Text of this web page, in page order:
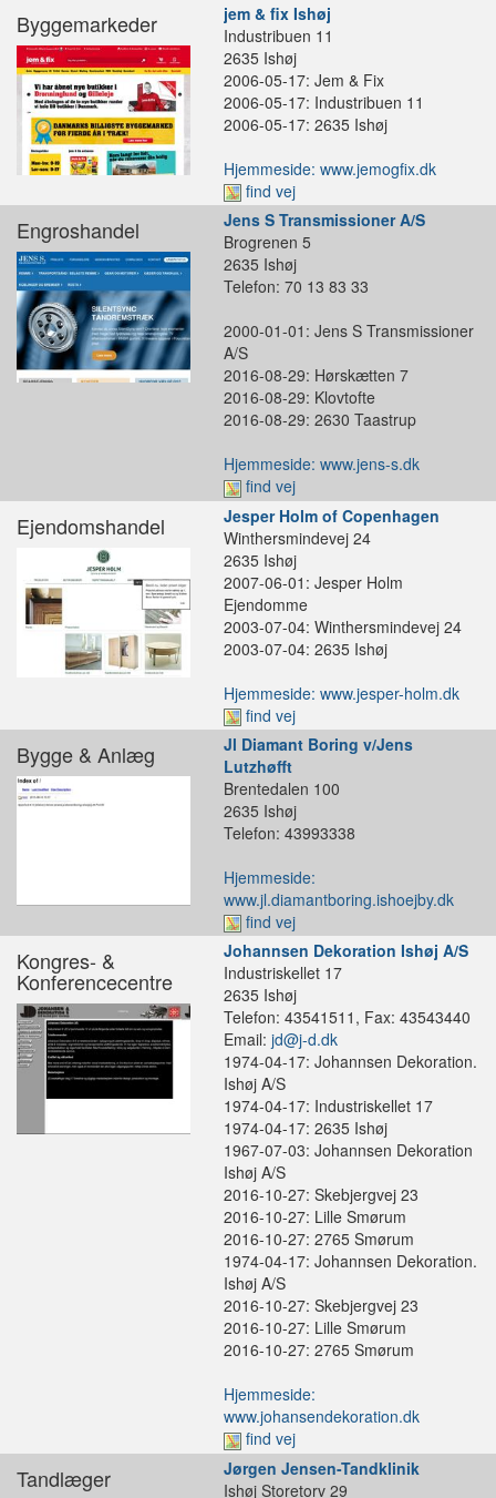
Byggemarkeder
jem & fix Ishøj
Industribuen 11
2635 Ishøj
2006-05-17: Jem & Fix
2006-05-17: Industribuen 11
2006-05-17: 2635 Ishøj
Hjemmeside: www.jemogfix.dk
find vej
Engroshandel
Jens S Transmissioner A/S
Brogrenen 5
2635 Ishøj
Telefon: 70 13 83 33
2000-01-01: Jens S Transmissioner
A/S
2016-08-29: Hørskætten 7
2016-08-29: Klovtofte
2016-08-29: 2630 Taastrup
Hjemmeside: www.jens-s.dk
find vej
Ejendomshandel
Jesper Holm of Copenhagen
Winthersmindevej 24
2635 Ishøj
2007-06-01: Jesper Holm
Ejendomme
2003-07-04: Winthersmindevej 24
2003-07-04: 2635 Ishøj
Hjemmeside: www.jesper-holm.dk
find vej
Bygge & Anlæg
Jl Diamant Boring v/Jens
Lutzhøfft
Brentedalen 100
2635 Ishøj
Telefon: 43993338
Hjemmeside:
www.jl.diamantboring.ishoejby.dk
find vej
Kongres- &
Konferencecentre
Johannsen Dekoration Ishøj A/S
Industriskellet 17
2635 Ishøj
Telefon: 43541511, Fax: 43543440
Email: jd@j-d.dk
1974-04-17: Johannsen Dekoration.
Ishøj A/S
1974-04-17: Industriskellet 17
1974-04-17: 2635 Ishøj
1967-07-03: Johannsen Dekoration
Ishøj A/S
2016-10-27: Skebjergvej 23
2016-10-27: Lille Smørum
2016-10-27: 2765 Smørum
1974-04-17: Johannsen Dekoration.
Ishøj A/S
2016-10-27: Skebjergvej 23
2016-10-27: Lille Smørum
2016-10-27: 2765 Smørum
Hjemmeside:
www.johansendekoration.dk
find vej
Tandlæger
Jørgen Jensen-Tandklinik
Ishøj Storetorv 29